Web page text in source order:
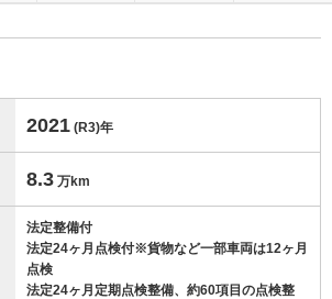
2021 (R3)年
8.3 万km
法定整備付
法定24ヶ月点検付※貨物など一部車両は12ヶ月
点検
法定24ヶ月定期点検整備、約60項目の点検整